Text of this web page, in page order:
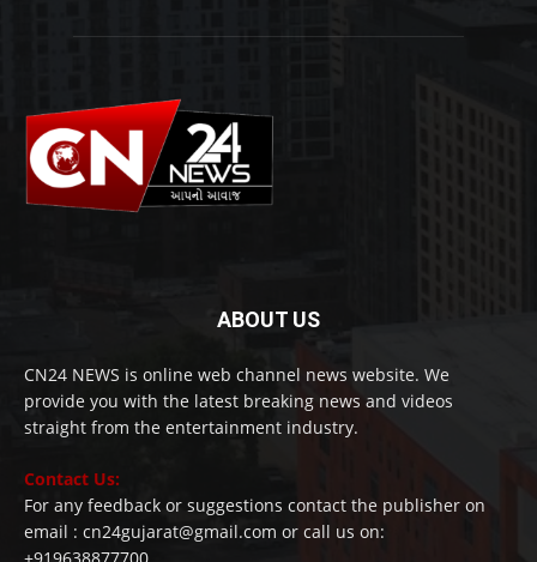
ABOUT US
CN24 NEWS is online web channel news website. We
provide you with the latest breaking news and videos
straight from the entertainment industry.
Contact Us:
For any feedback or suggestions contact the publisher on
email : cn24gujarat@gmail.com or call us on: